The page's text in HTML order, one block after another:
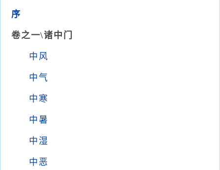
序
卷之一\诸中门
中风
中气
中寒
中暑
中湿
中恶